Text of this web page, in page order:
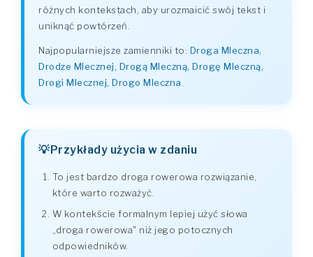
różnych kontekstach, aby urozmaicić swój tekst i
uniknąć powtórzeń.
Najpopularniejsze zamienniki to: Droga Mleczna,
Drodze Mlecznej, Drogą Mleczną, Drogę Mleczną,
Drogi Mlecznej, Drogo Mleczna
Przykłady użycia w zdaniu
To jest bardzo droga rowerowa rozwiązanie,
które warto rozważyć.
W kontekście formalnym lepiej użyć słowa
„droga rowerowa" niż jego potocznych
odpowiedników.